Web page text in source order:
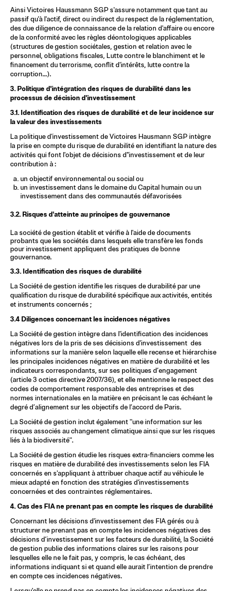
Ainsi Victoires Haussmann SGP s'assure notamment que tant au
passif qu'à l'actif, direct ou indirect du respect de la réglementation,
des due diligence de connaissance de la relation d'affaire ou encore
de la conformité avec les règles déontologiques applicables
(structures de gestion sociétales, gestion et relation avec le
personnel, obligations fiscales, Lutte contre le blanchiment et le
financement du terrorisme, conflit d'intérêts, lutte contre la
corruption...).
3. Politique d'intégration des risques de durabilité dans les
processus de décision d'investissement
3.1. Identification des risques de durabilité et de leur incidence sur
la valeur des investissements
La politique d'investissement de Victoires Hausmann SGP intègre
la prise en compte du risque de durabilité en identifiant la nature des
activités qui font l'objet de décisions d''investissement et de leur
contribution à :
un objectif environnemental ou social ou
un investissement dans le domaine du Capital humain ou un
investissement dans des communautés défavorisées
3.2. Risques d'atteinte au principes de gouvernance
La société de gestion établit et vérifie à l'aide de documents
probants que les sociétés dans lesquels elle transfère les fonds
pour investissement appliquent des pratiques de bonne
gouvernance.
3.3. Identification des risques de durabilité
La Société de gestion identifie les risques de durabilité par une
qualification du risque de durabilité spécifique aux activités, entités
et instruments concernés ;
3.4 Diligences concernant les incidences négatives
La Société de gestion intègre dans l'identification des incidences
négatives lors de la pris de ses décisions d'investissement des
informations sur la manière selon laquelle elle recense et hiérarchise
les principales incidences négatives en matière de durabilité et les
indicateurs correspondants, sur ses politiques d’engagement
(article 3 octies directive 2007/36), et elle mentionne le respect des
codes de comportement responsable des entreprises et des
normes internationales en la matière en précisant le cas échéant le
degré d’alignement sur les objectifs de l’accord de Paris.
La Société de gestion inclut également "une information sur les
risques associés au changement climatique ainsi que sur les risques
liés à la biodiversité".
La Société de gestion étudie les risques extra-financiers comme les
risques en matière de durabilité des investissements selon les FIA
concernés en s'appliquant à attribuer chaque actif au véhicule le
mieux adapté en fonction des stratégies d'investissements
concernées et des contraintes réglementaires.
4. Cas des FIA ne prenant pas en compte les risques de durabilité
Concernant les décisions d'investissement des FIA gérés ou à
structurer ne prenant pas en compte les incidences négatives des
décisions d’investissement sur les facteurs de durabilité, la Société
de gestion publie des informations claires sur les raisons pour
lesquelles elle ne le fait pas, y compris, le cas échéant, des
informations indiquant si et quand elle aurait l’intention de prendre
en compte ces incidences négatives.